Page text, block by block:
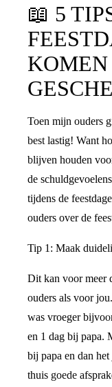
📖 5
Toen mijn ouders
best lastig! Want
blijven houden
de
tijdens de
ouders over de
Tip 1: Maak
Dit kan voor meer
ouders als voor
was vroeger
en 1 dag bij papa.
bij papa en dan
thuis goede